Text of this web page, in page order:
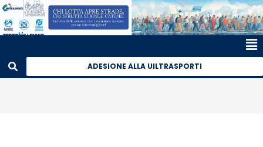
ADESIONE ALLA UILTRASPORTI